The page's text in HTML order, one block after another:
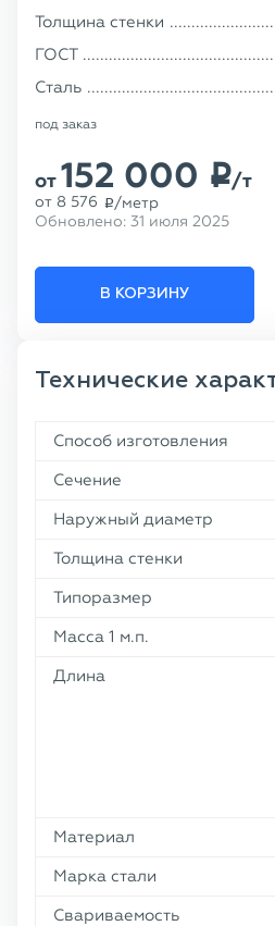
Толщина стенки
ГОСТ
Сталь
под заказ
от152 000 p/т
от 8 576 p /метр
Обновлено: 31 июля 2025
В КОРЗИНУ
Технические
Способ изготовления
Сечение
Наружный диаметр
Толщина стенки
Типоразмер
Масса 1 м.п.
Длина
Материал
Марка стали
Свариваемость